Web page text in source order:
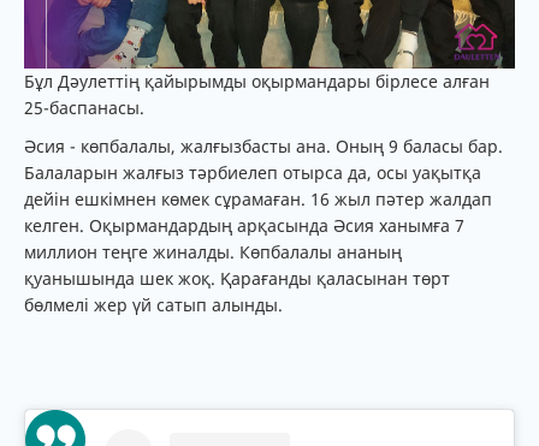
Бұл Дәулеттің қайырымды оқырмандары бірлесе алған
25-баспанасы.
Әсия - көпбалалы, жалғызбасты ана. Оның 9 баласы бар.
Балаларын жалғыз тәрбиелеп отырса да, осы уақытқа
дейін ешкімнен көмек сұрамаған. 16 жыл пәтер жалдап
келген. Оқырмандардың арқасында Әсия ханымға 7
миллион теңге жиналды. Көпбалалы ананың
қуанышында шек жоқ. Қарағанды қаласынан төрт
бөлмелі жер үй сатып алынды.